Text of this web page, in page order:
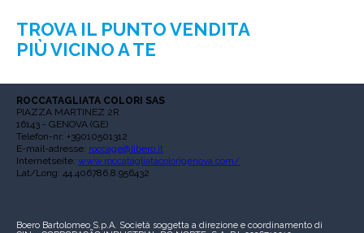
TROVA IL PUNTO VENDITA
PIÙ VICINO A TE
ROCCATAGLIATA COLORI SAS
PIAZZA MARTINEZ 2R
16143 - GENOVA (GE)
Telefon-nr: +39010501312
E-mail-adresse: roccage@libero.it
Internetseite: www.roccatagliatacolorigenova.com/
Lat/Long: 44.406786,8.956432
Boero Bartolomeo S.p.A. Società soggetta a direzione e coordinamento di